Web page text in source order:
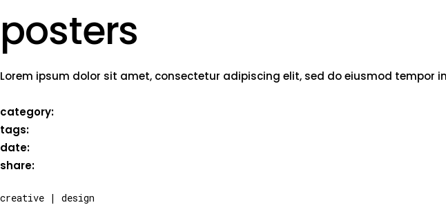
posters
Lorem ipsum dolor sit amet, consectetur adipiscing elit, sed do eiusmod
category:
tags:
date:
share:
creative | design